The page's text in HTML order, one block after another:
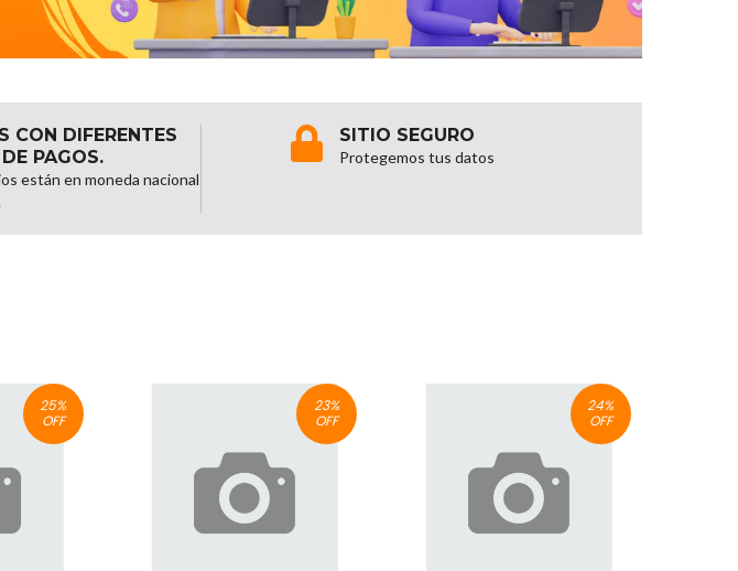
CON DIFERENTES
PAGOS.
están en moneda nacional
SITIO SEGURO
Protegemos tus datos
25%
OFF
23%
OFF
24%
OFF